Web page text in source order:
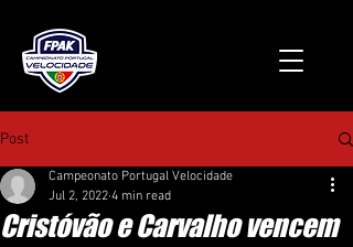
Post
Cristóvão e Carvalho vencem
Campeonato Portugal Velocidade
Jul 2, 2022 4 min read